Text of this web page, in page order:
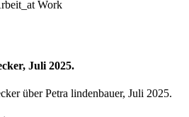
Juli 2025.